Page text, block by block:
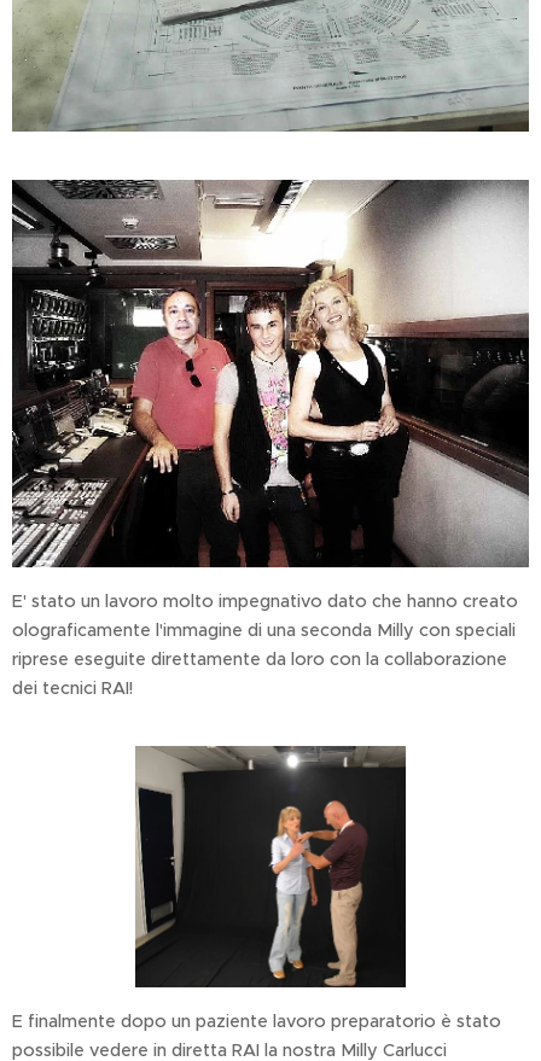
E' stato un lavoro molto impegnativo dato che hanno creato
olograficamente l'immagine di una seconda Milly con speciali
riprese eseguite direttamente da loro con la collaborazione
dei tecnici RAI!
E finalmente dopo un paziente lavoro preparatorio è stato
possibile vedere in diretta RAI la nostra Milly Carlucci